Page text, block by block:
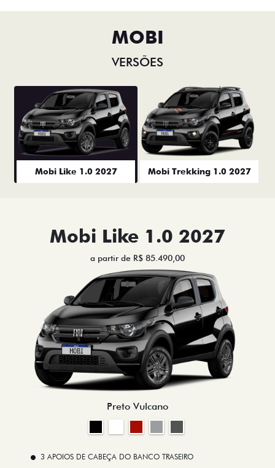
MOBI
VERSÕES
Mobi Like 1.0 2027 Mobi Trekking 1.0 2027
Mobi Like 1.0 2027
a partir de R$ 85.490,00
Preto Vulcano
3 APOIOS DE CABEÇA DO BANCO TRASEIRO